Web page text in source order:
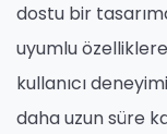
dostu bir
uyumlu
kullanıcı
daha uzun süre